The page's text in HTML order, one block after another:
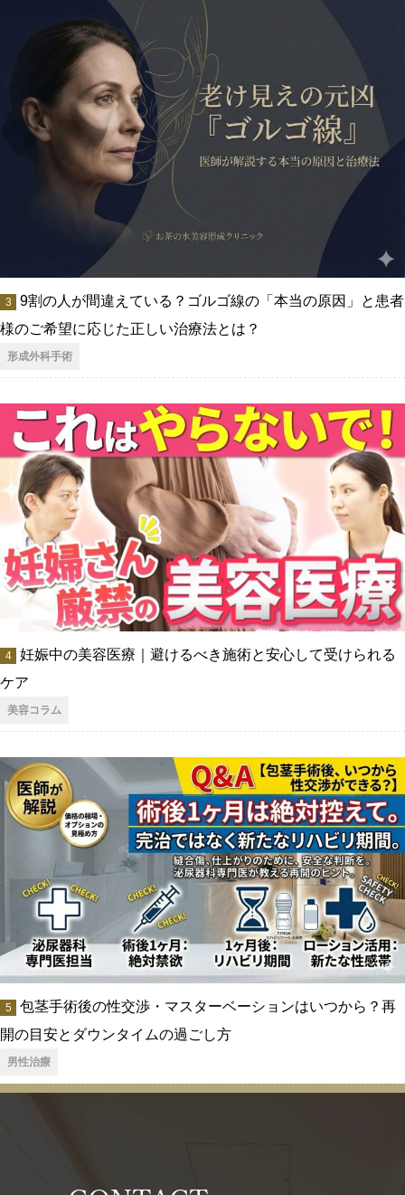
9割の人が間違えている？ゴルゴ線の「本当の原因」と患者
様のご希望に応じた正しい治療法とは？
形成外科手術
妊娠中の美容医療｜避けるべき施術と安心して受けられる
ケア
美容コラム
包茎手術後の性交渉・マスターベーションはいつから？再
開の目安とダウンタイムの過ごし方
男性治療